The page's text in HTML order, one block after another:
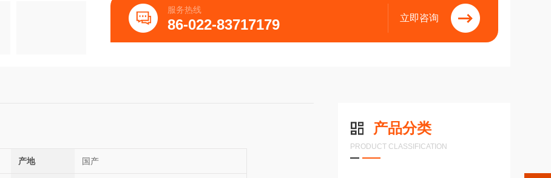
服务热线
86-022-83717179 立即咨询
产品分类
PRODUCT CLASSIFICATION
产地 国产